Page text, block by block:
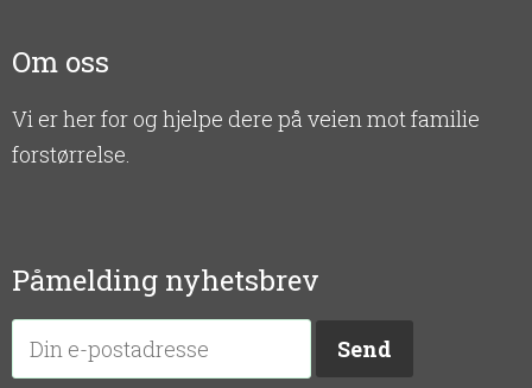
Om oss
Vi er her for og hjelpe dere på veien mot familie
forstørrelse.
Påmelding nyhetsbrev